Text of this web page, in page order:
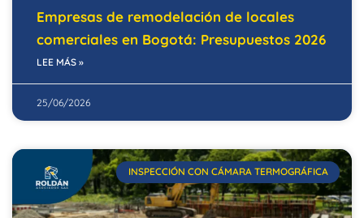
Empresas de remodelación de locales
comerciales en Bogotá: Presupuestos 2026
LEE MÁS »
25/06/2026
INSPECCIÓN CON CÁMARA TERMOGRÁFICA